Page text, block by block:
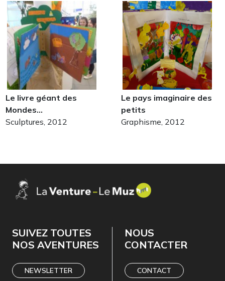
Le livre géant des
Mondes…
Sculptures, 2012
Le pays imaginaire des
petits
Graphisme, 2012
Les gâteaux
Les enfants cuisinent du monstre à Marçon !
autour de Claude Ponti
Cette salle rassemble les œuvres inspirées par les
SUIVEZ TOUTES
NOS AVENTURES
NEWSLETTER
NOUS
CONTACTER
CONTACT